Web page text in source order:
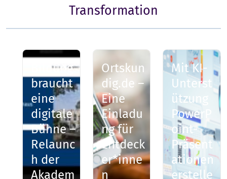
Transformation
Bildung
braucht
eine
digitale
Bühne –
Relaunc
h der
Akadem
Ortskun
dig.de –
Eine
Einladu
ng für
Entdeck
er*inne
n
Mit KI-
Unterst
ützung
PowerP
oint-
Präsent
ationen
erstelle